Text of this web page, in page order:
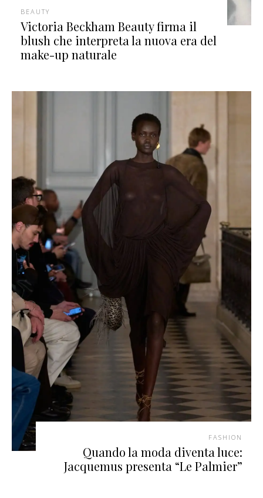
BEAUTY
Victoria Beckham Beauty firma il
blush che interpreta la nuova era del
make-up naturale
FASHION
Quando la moda diventa luce:
Jacquemus presenta “Le Palmier”